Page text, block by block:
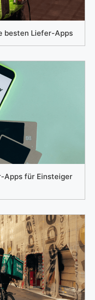
besten Liefer-Apps
Apps für Einsteiger